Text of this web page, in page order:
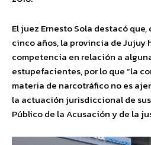
El juez Ernesto Sola destacó
cinco años, la provincia de Jujuy
competencia en relación a
estupefacientes, por lo que “la
materia de narcotráfico no es
la actuación jurisdiccional de
Público de la Acusación y de la